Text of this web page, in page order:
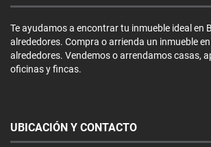
Te ayudamos a encontrar tu inmueble ideal en
alrededores. Compra o arrienda un inmueble
alrededores. Vendemos o arrendamos casas,
oficinas y fincas.
UBICACIÓN Y CONTACTO